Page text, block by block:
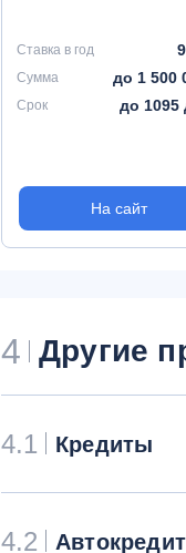
Ставка в год
Сумма до 1 500
Срок до 1095
На сайт
4 Другие
4.1 Кредиты
4.2